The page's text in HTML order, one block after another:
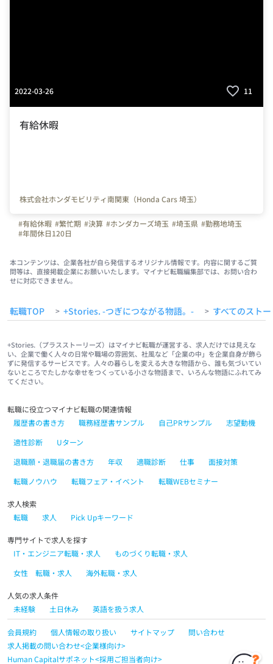
2022-03-26 11
有給休暇
株式会社ホンダモビリティ南関東（Honda Cars 埼玉）
#有給休暇 #繁忙期 #決算 #ホンダカーズ埼玉 #埼玉県 #勤務地埼玉
#年間休日120日
本コンテンツは、企業各社が自ら発信するオリジナル情報です。内容に関するご質
問等は、直接掲載企業にお願いいたします。マイナビ転職編集部では、お問い合わ
せに対応できません。
転職TOP > +Stories. -つぎにつながる物語。- > すべてのスト
+Stories.（プラスストーリーズ）はマイナビ転職が運営する、求人だけでは見えな
い、企業で働く人々の日常や職場の雰囲気、社風など「企業の中」を企業自身が飾ら
ずに発信するサービスです。人々の暮らしを変える大きな物語から、誰も気づいてい
ないところでたしかな幸せをつくっている小さな物語まで、いろんな物語にふれてみ
てください。
転職に役立つマイナビ転職の関連情報
履歴書の書き方
職務経歴書サンプル 自己PRサンプル
志望動機
適性診断
Uターン
退職願・退職届の書き方
年収 適職診断 仕事
面接対策
転職ノウハウ
転職フェア・イベント 転職WEBセミナー
求人検索
転職
求人 Pick Upキーワード
専門サイトで求人を探す
IT・エンジニア転職・求人
ものづくり転職・求人
女性 転職・求人
海外転職・求人
人気の求人条件
未経験
土日休み 英語を扱う求人
会員規約 個人情報の取り扱い サイトマップ
問い合わせ
求人掲載の問い合わせ<企業様向け>
Human Capitalサポネット<採用ご担当者向け>